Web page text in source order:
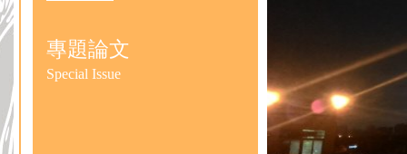
專題論文
Special Issue